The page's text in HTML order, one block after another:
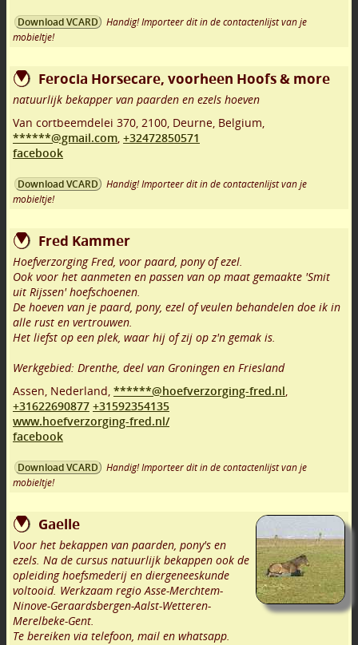
Download VCARD
Handig! Importeer dit in de contactenlijst van je
mobieltje!
Ferocia Horsecare, voorheen Hoofs & more
natuurlijk bekapper van paarden en ezels hoeven
Van cortbeemdelei 370, 2100, Deurne, Belgium,
******@gmail.com, +32472850571
facebook
Download VCARD
Handig! Importeer dit in de contactenlijst van je
mobieltje!
Fred Kammer
Hoefverzorging Fred, voor paard, pony of ezel.
Ook voor het aanmeten en passen van op maat gemaakte 'Smit
uit Rijssen' hoefschoenen.
De hoeven van je paard, pony, ezel of veulen behandelen doe ik in
alle rust en vertrouwen.
Het liefst op een plek, waar hij of zij op z'n gemak is.
Werkgebied: Drenthe, deel van Groningen en Friesland
Assen, Nederland, ******@hoefverzorging-fred.nl,
+31622690877 +31592354135
www.hoefverzorging-fred.nl/
facebook
Download VCARD
Handig! Importeer dit in de contactenlijst van je
mobieltje!
Gaelle
Voor het bekappen van paarden, pony's en
ezels. Na de cursus natuurlijk bekappen ook de
opleiding hoefsmederij en diergeneeskunde
voltooid. Werkzaam regio Asse-Merchtem-
Ninove-Geraardsbergen-Aalst-Wetteren-
Merelbeke-Gent.
Te bereiken via telefoon, mail en whatsapp.